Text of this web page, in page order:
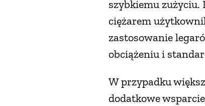
szybkiemu zużyciu.
ciężarem
zastosowanie
obciążeniu i
W przypadku
dodatkowe